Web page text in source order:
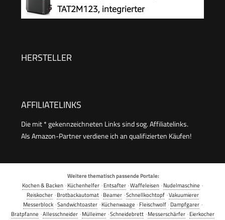
TAT2M123, integrierter
Brotzentrierung, perfekt für 2 Scheiben, 800
HERSTELLER
AFFILIATELINKS
Die mit * gekennzeichneten Links sind sog. Affiliatelinks.
Als Amazon-Partner verdiene ich an qualifizierten Käufen!
Weitere thematisch passende Portale:
Kochen & Backen ·Küchenhelfer ·Entsafter ·Waffeleisen ·Nudelmaschine ·
Reiskocher·Brotbackautomat·Beamer·Schnellkochtopf·Vakuumierer
Messerblock·Sandwichtoaster·Küchenwaage ·Fleischwolf·Dampfgarer·
Bratpfanne ·Allesschneider·Mülleimer·Schneidebrett·Messerschärfer·Eierkocher